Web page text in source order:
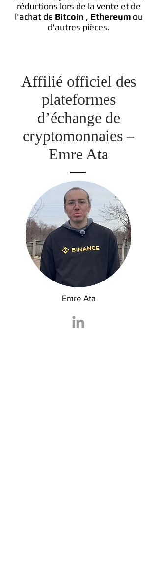
réductions lors de la vente et de
l'achat de Bitcoin , Ethereum ou
d'autres pièces.
Affilié officiel des
plateformes
d’échange de
cryptomonnaies –
Emre Ata
Emre Ata